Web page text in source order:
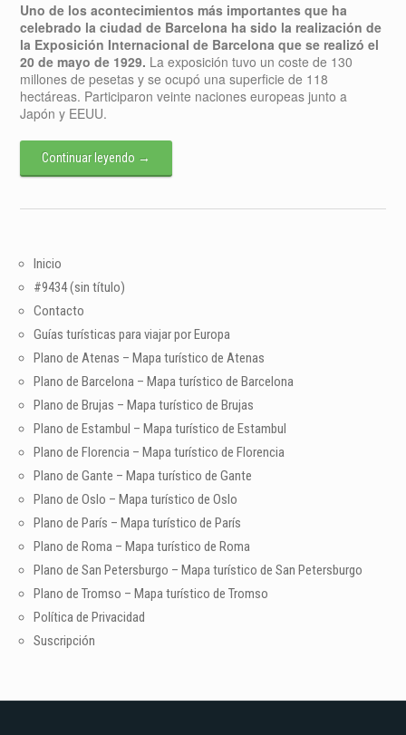
Y
LA
EXPOSICIÓN
DE
1929
Uno de los acontecimientos más importantes que ha
celebrado la ciudad de Barcelona ha sido la realización de
la Exposición Internacional de Barcelona que se realizó el
20 de mayo de 1929. La exposición tuvo un coste de 130
millones de pesetas y se ocupó una superficie de 118
hectáreas. Participaron veinte naciones europeas junto a
Japón y EEUU.
Continuar leyendo →
Inicio
#9434 (sin título)
Contacto
Guías turísticas para viajar por Europa
Plano de Atenas – Mapa turístico de Atenas
Plano de Barcelona – Mapa turístico de Barcelona
Plano de Brujas – Mapa turístico de Brujas
Plano de Estambul – Mapa turístico de Estambul
Plano de Florencia – Mapa turístico de Florencia
Plano de Gante – Mapa turístico de Gante
Plano de Oslo – Mapa turístico de Oslo
Plano de París – Mapa turístico de París
Plano de Roma – Mapa turístico de Roma
Plano de San Petersburgo – Mapa turístico de San Petersburgo
Plano de Tromso – Mapa turístico de Tromso
Política de Privacidad
Suscripción